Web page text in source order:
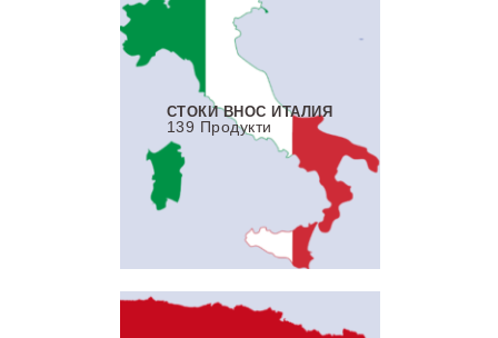
СТОКИ ВНОС ИТАЛИЯ
139 Продукти